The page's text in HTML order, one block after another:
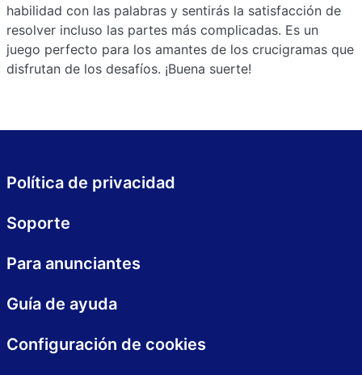
habilidad con las palabras y sentirás la satisfacción de
resolver incluso las partes más complicadas. Es un
juego perfecto para los amantes de los crucigramas que
disfrutan de los desafíos. ¡Buena suerte!
Política de privacidad
Soporte
Para anunciantes
Guía de ayuda
Configuración de cookies